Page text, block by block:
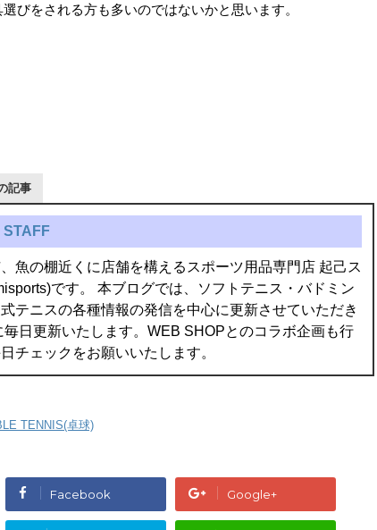
びをされる方も多いのではないかと思います。
記事
STAFF
魚の棚近くに店舗を構えるスポーツ用品専門店 起己ス
です。 本ブログでは、ソフトテニス・バドミン
テニスの各種情報の発信を中心に更新させていただき
毎日更新いたします。WEB SHOPとのコラボ企画も行
チェックをお願いいたします。
TENNIS(卓球)
Facebook Google+